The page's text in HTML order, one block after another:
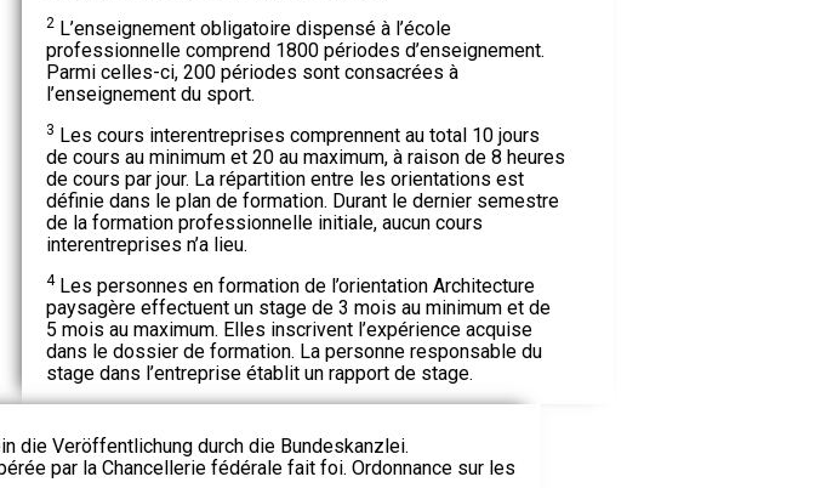
2L’enseignement obligatoire dispensé à l’école
professionnelle comprend 1800 périodes d’enseignement.
Parmi celles-ci, 200 périodes sont consacrées à
l’enseignement du sport.
3 Les cours interentreprises comprennent au total 10 jours
de cours au minimum et 20 au maximum, à raison de 8 heures
de cours par jour. La répartition entre les orientations est
définie dans le plan de formation. Durant le dernier semestre
de la formation professionnelle initiale, aucun cours
interentreprises n’a lieu.
4Les personnes en formation de l’orientation Architecture
paysagère effectuent un stage de 3 mois au minimum et de
5 mois au maximum. Elles inscrivent l’expérience acquise
dans le dossier de formation. La personne responsable du
stage dans l’entreprise établit un rapport de stage.
die Veröffentlichung durch die Bundeskanzlei.
par la Chancellerie fédérale fait foi. Ordonnance sur les